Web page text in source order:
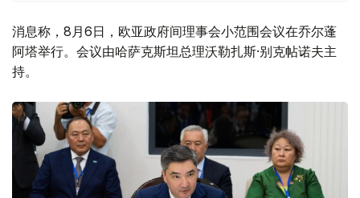
消息称，8月6日，欧亚政府间理事会小范围会议在乔尔蓬
阿塔举行。会议由哈萨克斯坦总理沃勒扎斯·别克帖诺夫主
持。